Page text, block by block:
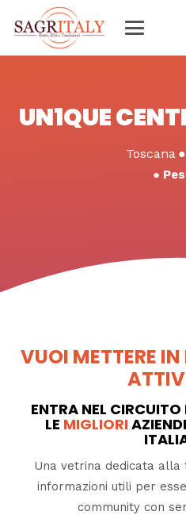
UN1QUE
Toscana ●
●
VUOI METTERE
ENTRA NEL CIRCUITO
LE MIGLIORI
Una vetrina dedicata alla
informazioni utili per
community con